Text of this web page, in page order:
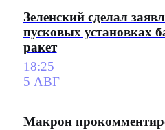
Зеленский сделал
пусковых установках
ракет
18:25
5 АВГ
Макрон